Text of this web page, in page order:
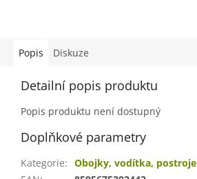
Popis Diskuze
Detailní popis produktu
Popis produktu není dostupný
Doplňkové parametry
Kategorie: Obojky, vodítka, postroje